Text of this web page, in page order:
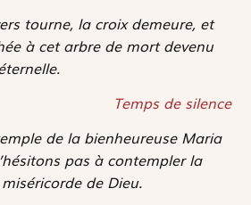
tourne, la croix demeure, et
à cet arbre de mort devenu
Temps de silence
de la bienheureuse Maria
pas à contempler la
de Dieu.